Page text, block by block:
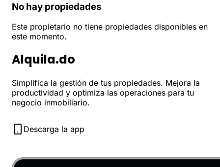
No hay propiedades
Este propietario no tiene propiedades disponibles en
este momento.
Alquila.do
Simplifica la gestión de tus propiedades. Mejora la
productividad y optimiza las operaciones para tu
negocio inmobiliario.
Descarga la app